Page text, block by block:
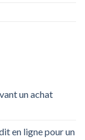
un achat
en ligne pour un